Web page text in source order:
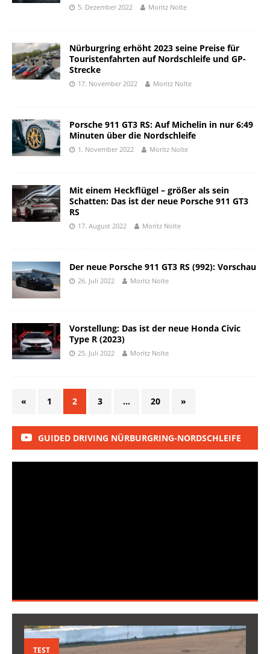
5. Dezember 2022 Moritz Nolte
Nürburgring erhöht 2023 seine Preise für
Touristenfahrten auf Nordschleife und GP-
Strecke
17. November 2022 Moritz Nolte
Porsche 911 GT3 RS: Auf Michelin in nur 6:49
Minuten über die Nordschleife
1. November 2022 Moritz Nolte
Mit einem Heckflügel – größer als sein
Schatten: Das ist der neue Porsche 911 GT3
RS
17. August 2022 Moritz Nolte
Der neue Porsche 911 GT3 RS (992): Vorschau
26. Juli 2022 Moritz Nolte
Vorstellung: Das ist der neue Honda Civic
Type R (2023)
25. Juli 2022 Moritz Nolte
« 1 2 3 … 20 »
GUIDED DRIVING NÜRBURGRING-NORDSCHLEIFE
TEST